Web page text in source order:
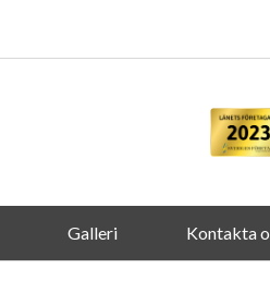
Galleri Kontakta